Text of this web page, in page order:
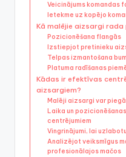
Veicinājums komandas
Ietekme uz kopējo
Kā malējie aizsargi
Pozicionēšana flangās
Izstiepjot pretinieku
Telpas izmantošana
Platuma radīšanas
Kādas ir efektīvas
aizsargiem?
Malēji aizsargi var
Laika un
centrējumiem
Vingrinājumi, lai
Analizējot veiksmīgus
profesionālajos mačos